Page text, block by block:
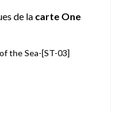
de la carte One
the Sea-[ST-03]